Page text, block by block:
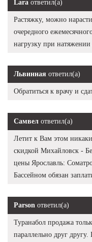
Lara ответил(а)
Растяжку, можно
очередного
нагрузку при натяжении
Львинная ответил(а)
Обратиться к врачу и
Самвел ответил(а)
Летит к Вам этом
скидкой Михайловск -
цены Ярославль:
Бассейном обязан
Parson ответил(а)
Туранабол продажа
параллельно друг